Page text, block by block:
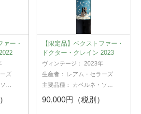
ァー・
ズ
ー
【限定品】ベクストファー・
ドクター・クレイン 2023
ヴィンテージ：2023年
生産者：
レアム・セラーズ
主要品種： カベルネ・ソー
90,000円（税別）